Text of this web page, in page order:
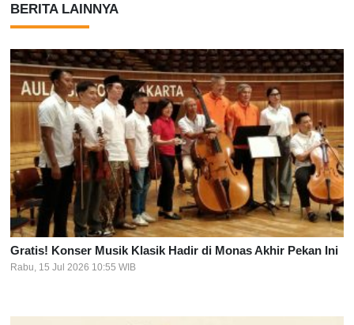
BERITA LAINNYA
Gratis! Konser Musik Klasik Hadir di Monas Akhir Pekan Ini
Rabu, 15 Jul 2026 10:55 WIB